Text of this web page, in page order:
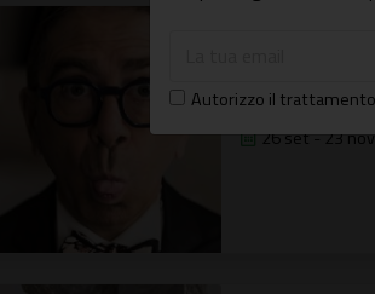
Seconda
26 set - 23 nov
Autorizzo il trattamento